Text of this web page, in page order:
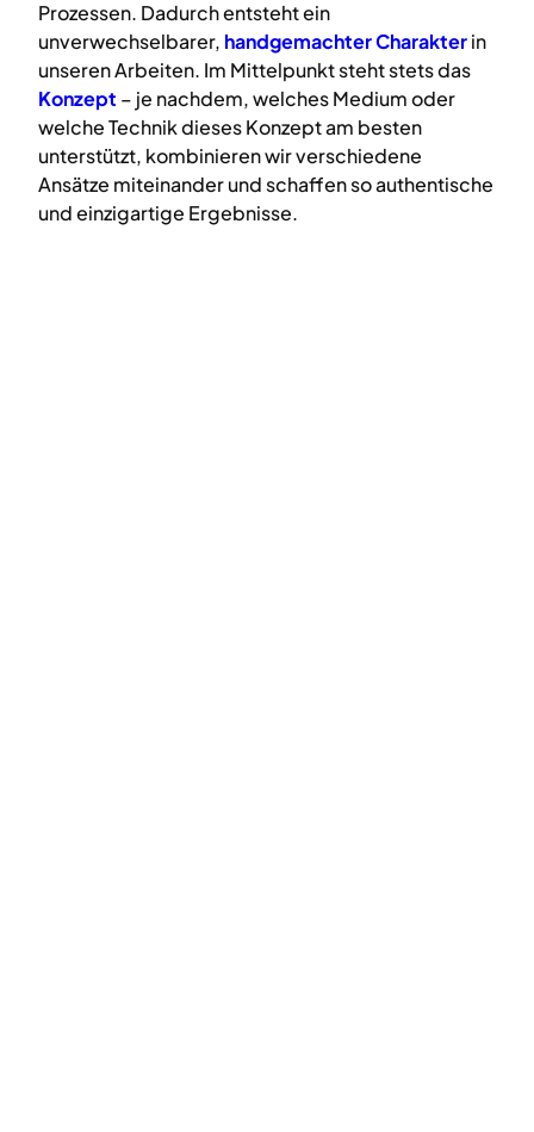
Prozessen. Dadurch entsteht ein
unverwechselbarer, handgemachter Charakterin
unseren Arbeiten. Im Mittelpunkt steht stets das
Konzept – je nachdem, welches Medium oder
welche Technik dieses Konzept am besten
unterstützt, kombinieren wir verschiedene
Ansätze miteinander und schaffen so authentische
und einzigartige Ergebnisse.